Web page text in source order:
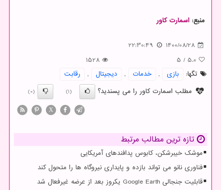
منبع: اسمارت كاور
1400/08/28
22:30:49
5.0
/
5
1528
تگها:
بازی , خدمات , دیجیتال ,
رقابت
مطلب اسمارت کاور را می پسندید؟
(1)
(0)
X
تازه ترین مطالب مرتبط
موشک خیبرشکن، کابوس پدافندهای آمریکایی
فناوری نانو می تواند بازده و پایداری نیروگاه ها را متحول کند
قابلیت جنجالی Google Earth یکروز بعد از عرضه غیرفعال شد